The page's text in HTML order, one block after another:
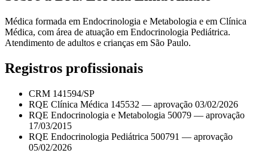
Médica formada em Endocrinologia e Metabologia e em Clínica
Médica, com área de atuação em Endocrinologia Pediátrica.
Atendimento de adultos e crianças em São Paulo.
Registros profissionais
CRM 141594/SP
RQE Clínica Médica 145532 — aprovação 03/02/2026
RQE Endocrinologia e Metabologia 50079 — aprovação
17/03/2015
RQE Endocrinologia Pediátrica 500791 — aprovação
05/02/2026